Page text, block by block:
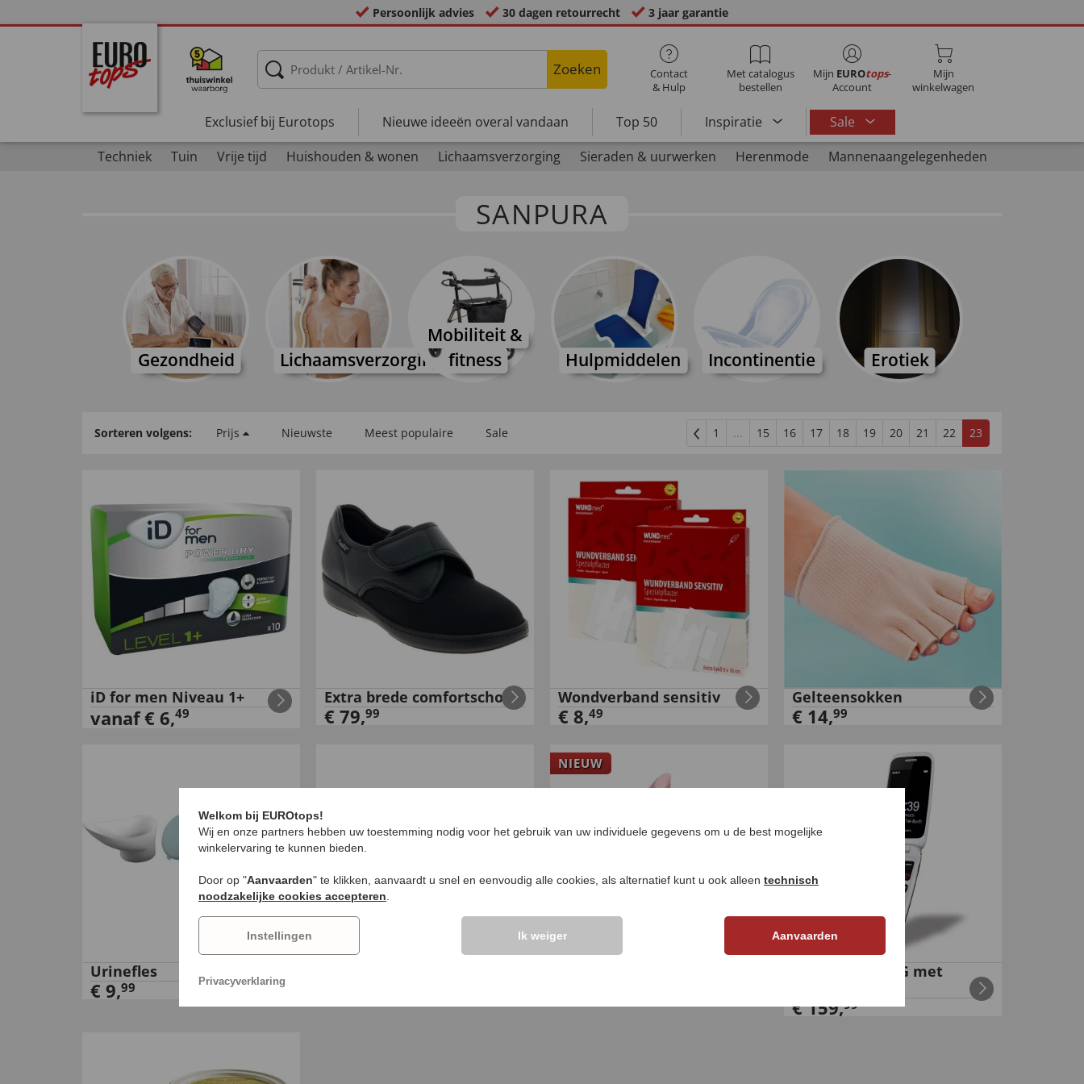
Persoonlijk advies 30 dagen retourrecht 3 jaar garantie
Zoeken
Contact
& Hulp
Met catalogus
bestellen
Mijn EUROtops-
Account
Mijn
winkelwagen
Exclusief bij Eurotops Nieuwe ideeën overal vandaan Top 50 Inspiratie
Sale
Techniek
Tuin Vrije tijd Huishouden & wonen Lichaamsverzorging Sieraden & uurwerken Herenmode Mannenaangelegenheden
SANPURA
Gezondheid Lichaamsverzorging
Mobiliteit &
fitness
Hulpmiddelen Incontinentie Erotiek
Sorteren volgens: Prijs Nieuwste Meest populaire Sale 1 ... 15 16 17 18 19 20 21 22 23
iD for men Niveau 1+
vanaf€ 6,49
Extra brede comfortschoen
€ 79,99
Wondverband sensitiv
€ 8,49
Gelteensokken
€ 14,99
Urinefles
€ 9,99
NIEUW
Klaptelefoon 4G met
€159,99
Welkom bij EUROtops!
Wij en onze partners hebben uw toestemming nodig voor het gebruik van uw individuele gegevens om u de best mogelijke
winkelervaring te kunnen bieden.
Door op "Aanvaarden" te klikken, aanvaardt u snel en eenvoudig alle cookies, als alternatief kunt u ook alleen technisch
noodzakelijke cookies accepteren
Instellingen Ik weiger Aanvaarden
Privacyverklaring